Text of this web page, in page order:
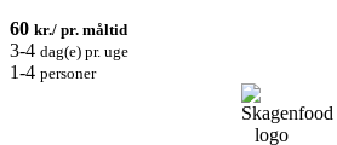
60 kr./ pr. måltid
3-4 dag(e) pr. uge
1-4 personer